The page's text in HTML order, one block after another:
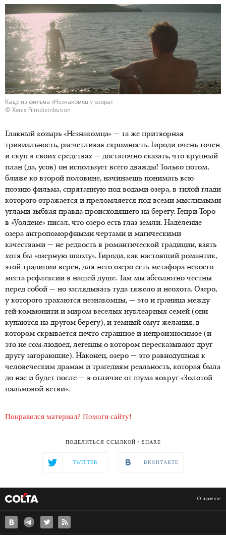
Кадр из фильма «Незнакомец у озера»
© Xenix Filmdistribution
Главный козырь «Незнакомца» — та же притворная
тривиальность, расчетливая скромность. Гироди очень точен
и скуп в своих средствах — достаточно сказать, что крупный
план (да, усов) он использует всего дважды! Только потом,
ближе ко второй половине, начинаешь понимать всю
поэзию фильма, спрятанную под водами озера, в тихой глади
которого отражается и преломляется под всеми мыслимыми
углами зыбкая правда происходящего на берегу. Генри Торо
в «Уолдене» писал, что озеро есть глаз земли. Наделение
озера антропоморфными чертами и магическими
качествами — не редкость в романтической традиции, взять
хотя бы «озерную школу». Гироди, как настоящий романтик,
этой традиции верен, для него озеро есть метафора некоего
места рефлексии в нашей душе. Там мы абсолютно честны
перед собой — но заглядывать туда тяжело и неохота. Озеро,
у которого трахаются незнакомцы, — это и граница между
гей-комьюнити и миром веселых нуклеарных семей (они
купаются на другом берегу), и темный омут желания, в
котором скрывается нечто страшное и непроизносимое (и
это не сом-людоед, легенды о котором пересказывают друг
другу загорающие). Наконец, озеро — это равнодушная к
человеческим драмам и трагедиям реальность, которая была
до нас и будет после — в отличие от шума вокруг «Золотой
пальмовой ветви».
Понравился материал? Помоги сайту!
ПОДЕЛИТЬСЯ ССЫЛКОЙ / SHARE
TWITTER ВКОНТАКТЕ
О проекте